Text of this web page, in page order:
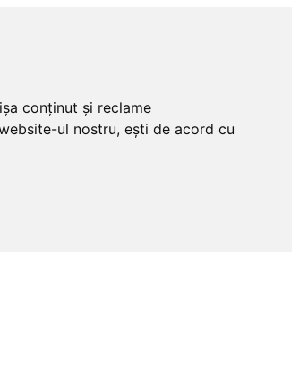
conținut și reclame
ul nostru, ești de acord cu